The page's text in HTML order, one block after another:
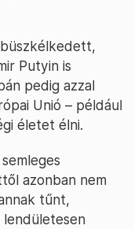
Putyin is
pedig azzal
Unió – például
életet élni.
azonban nem
tűnt,
lendületesen